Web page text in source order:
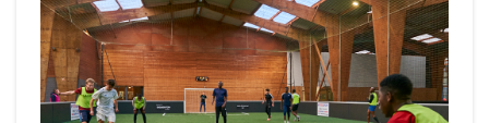
Le foot en salle